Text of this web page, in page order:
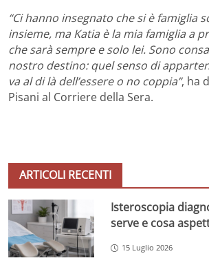
“Ci hanno insegnato che si è famiglia
insieme, ma Katia è la mia famiglia a
che sarà sempre e solo lei. Sono
nostro destino: quel senso di
va al di là dell’essere o no coppia”, ha
Pisani al Corriere della Sera.
ARTICOLI RECENTI
Isteroscopia
serve e cosa
15 Luglio 2026